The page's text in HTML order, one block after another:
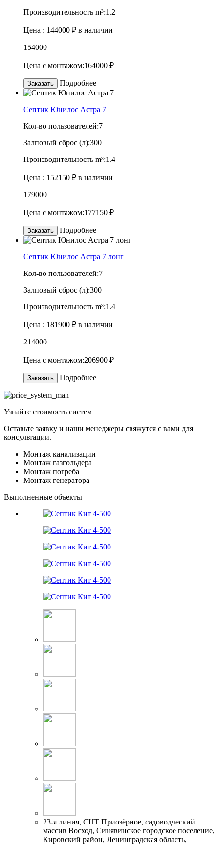
Производительность m³:1.2
Цена : 144000 ₽ в наличии
154000
Цена с монтажом:164000 ₽
Заказать Подробнее
Септик Юнилос Астра 7
Кол-во пользователей:7
Залповый сброс (л):300
Производительность m³:1.4
Цена : 152150 ₽ в наличии
179000
Цена с монтажом:177150 ₽
Заказать Подробнее
Септик Юнилос Астра 7 лонг
Кол-во пользователей:7
Залповый сброс (л):300
Производительность m³:1.4
Цена : 181900 ₽ в наличии
214000
Цена с монтажом:206900 ₽
Заказать Подробнее
Узнайте стоимость систем
Оставьте заявку и наши менеджеры свяжутся с вами для
консультации.
Монтаж канализации
Монтаж газгольдера
Монтаж погреба
Монтаж генератора
Выполненные объекты
23-я линия, СНТ Приозёрное, садоводческий
массив Восход, Синявинское городское поселение,
Кировский район, Ленинградская область,